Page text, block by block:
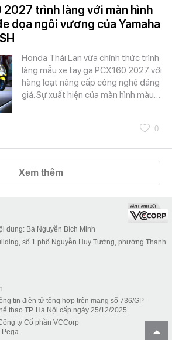
2027 trình làng với màn hình
dọa ngôi vương của Yamaha
Honda Thái Lan vừa chính thức trình
làng mẫu xe tay ga PCX160 2027 với
hàng loạt nâng cấp công nghệ đáng
giá. Sự xuất hiện của màn hình màu…
0
Xem thêm
dung: Bà Nguyễn Bích Minh
số 1 phố Nguyễn Huy Tưởng, phường Thanh
tin điện tử tổng hợp trên mạng số 736/GP-
thao TP. Hà Nội cấp ngày 25/12/2025.
ty Cổ phần VCCorp
Pega